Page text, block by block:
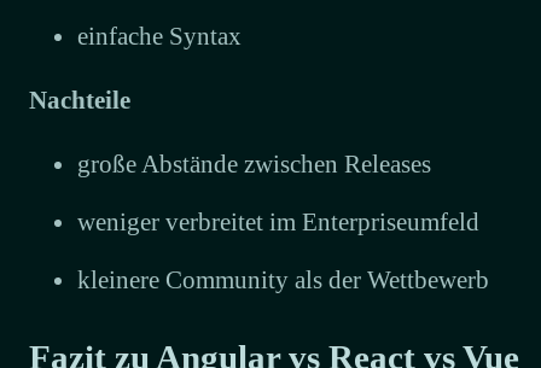
einfache Syntax
Nachteile
große Abstände zwischen Releases
weniger verbreitet im Enterpriseumfeld
kleinere Community als der Wettbewerb
Fazit zu Angular vs React vs Vue